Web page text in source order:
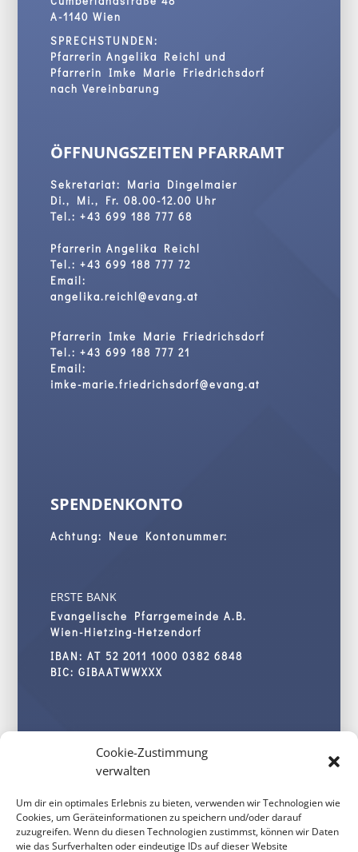
Cookie-Zustimmung
verwalten
Um dir ein optimales Erlebnis zu bieten, verwenden wir Technologien wie
Cookies, um Geräteinformationen zu speichern und/oder darauf
zuzugreifen. Wenn du diesen Technologien zustimmst, können wir Daten
wie das Surfverhalten oder eindeutige IDs auf dieser Website
A-1140 Wien
SPRECHSTUNDEN:
Pfarrerin Angelika Reichl und
Pfarrerin Imke Marie Friedrichsdorf
nach Vereinbarung
ÖFFNUNGSZEITEN PFARRAMT
Sekretariat: Maria Dingelmaier
Di., Mi., Fr. 08.00-12.00 Uhr
Tel.: +43 699 188 777 68
Pfarrerin Angelika Reichl
Tel.: +43 699 188 777 72
Email:
angelika.reichl@evang.at
Pfarrerin Imke Marie Friedrichsdorf
Tel.: +43 699 188 777 21
Email:
imke-marie.friedrichsdorf@evang.at
SPENDENKONTO
Achtung: Neue Kontonummer:
ERSTE BANK
Evangelische Pfarrgemeinde A.B.
Wien-Hietzing-Hetzendorf
IBAN: AT 52 2011 1000 0382 6848
BIC: GIBAATWWXXX
KONTAKT
IMPRESSUM